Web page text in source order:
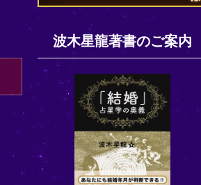
波木星龍著書のご案内